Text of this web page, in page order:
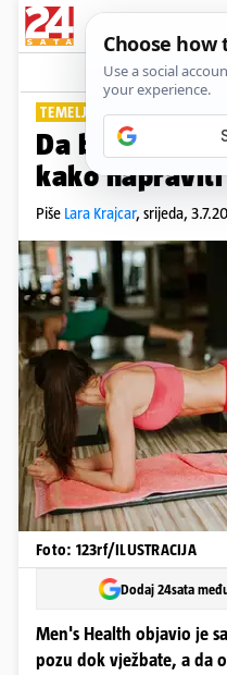
TEMELJNI DIO SVAKOG
Da biste
kako
Piše Lara Krajcar, srijeda,
Foto: 123rf/ILUSTRACIJA
Dodaj 24sata
Men's Health objavio je
pozu dok vježbate, a da